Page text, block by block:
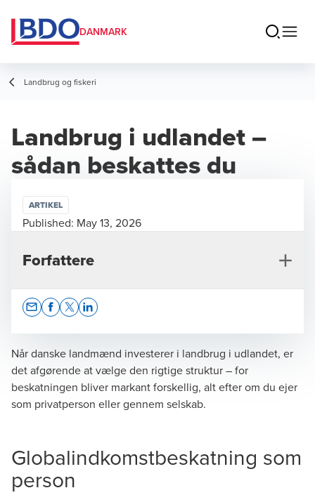
DANMARK
Landbrug og fiskeri
Landbrug i udlandet –
sådan beskattes du
Når danske landmænd investerer i landbrug i udlandet, er
det afgørende at vælge den rigtige struktur – for
beskatningen bliver markant forskellig, alt efter om du ejer
som privatperson eller gennem selskab.
Globalindkomstbeskatning som
person
ARTIKEL
Published: May 13, 2026
Forfattere
Mikael Risager